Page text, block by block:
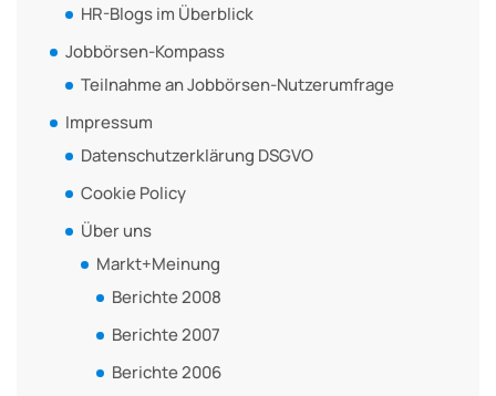
HR-Blogs im Überblick
Jobbörsen-Kompass
Teilnahme an Jobbörsen-Nutzerumfrage
Impressum
Datenschutzerklärung DSGVO
Cookie Policy
Über uns
Markt+Meinung
Berichte 2008
Berichte 2007
Berichte 2006